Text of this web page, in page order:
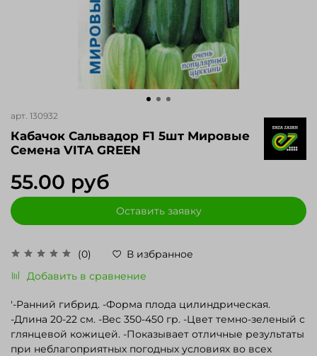
арт. 130932
Кабачок Сальвадор F1 5шт Мировые
Семена VITA GREEN
(0)
В избранное
Добавить в сравнение
55.00 руб
Оставить заявку
'-Ранний гибрид. -Форма плода цилиндрическая.
-Длина 20-22 см. -Вес 350-450 гр. -Цвет темно-зеленый с
глянцевой кожицей. -Показывает отличные результаты
при неблагоприятных погодных условиях во всех